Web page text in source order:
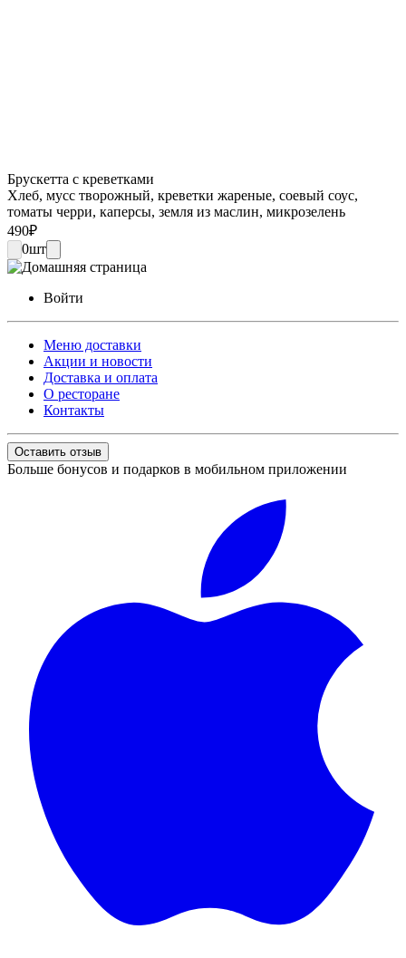
Брускетта с креветками
Хлеб, мусс творожный, креветки жареные, соевый соус,
томаты черри, каперсы, земля из маслин, микрозелень
490₽
0шт
Войти
Меню доставки
Акции и новости
Доставка и оплата
О ресторане
Контакты
Оставить отзыв
Больше бонусов и подарков в мобильном приложении